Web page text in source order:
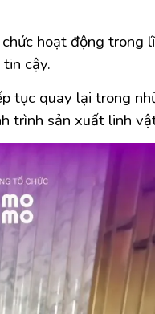
hoạt động trong
cậy.
tục quay lại trong
trình sản xuất linh